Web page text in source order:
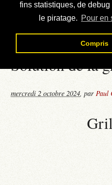
fins statistiques, de debug
le piratage. Pour en
Compris
Téléchargement
Contact
Solution de la
mercredi 2 octobre 2024,parPaul